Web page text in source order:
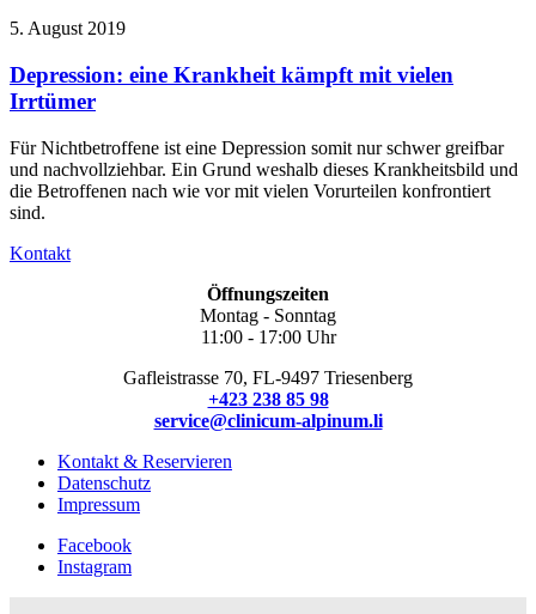
5. August 2019
Depression: eine Krankheit kämpft mit vielen
Irrtümer
Für Nichtbetroffene ist eine Depression somit nur schwer greifbar
und nachvollziehbar. Ein Grund weshalb dieses Krankheitsbild und
die Betroffenen nach wie vor mit vielen Vorurteilen konfrontiert
sind.
Kontakt
Öffnungszeiten
Montag - Sonntag
11:00 - 17:00 Uhr
Gafleistrasse 70, FL-9497 Triesenberg
+423 238 85 98
service@clinicum-alpinum.li
Kontakt & Reservieren
Datenschutz
Impressum
Facebook
Instagram